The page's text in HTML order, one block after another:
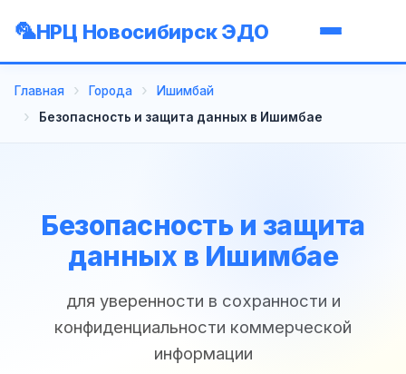
НРЦ Новосибирск ЭДО
Главная Города
Ишимбай
Безопасность и защита данных в Ишимбае
Безопасность и защита
данных в Ишимбае
для уверенности в сохранности и
конфиденциальности коммерческой
информации